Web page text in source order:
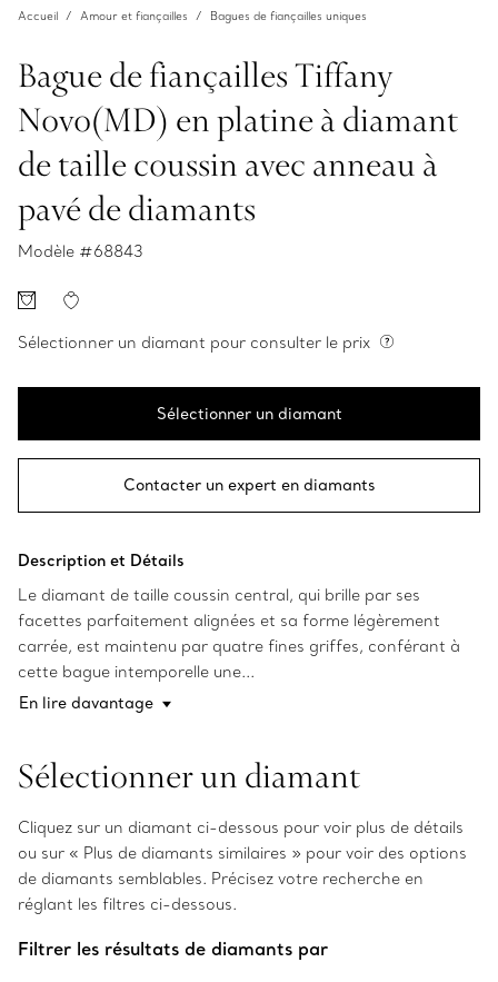
Accueil Amour et fiançailles Bagues de fiançailles uniques
Bague de fiançailles Tiffany
Novo(MD) en platine à diamant
de taille coussin avec anneau à
pavé de diamants
Modèle #68843
Sélectionner un diamant pour consulter le prix
Sélectionner un diamant
Contacter un expert en diamants
Description et Détails
Le diamant de taille coussin central, qui brille par ses
facettes parfaitement alignées et sa forme légèrement
carrée, est maintenu par quatre fines griffes, conférant à
cette bague intemporelle une...
En lire davantage
Sélectionner un diamant
Cliquez sur un diamant ci-dessous pour voir plus de détails
ou sur « Plus de diamants similaires » pour voir des options
de diamants semblables. Précisez votre recherche en
réglant les filtres ci-dessous.
Filtrer les résultats de diamants par